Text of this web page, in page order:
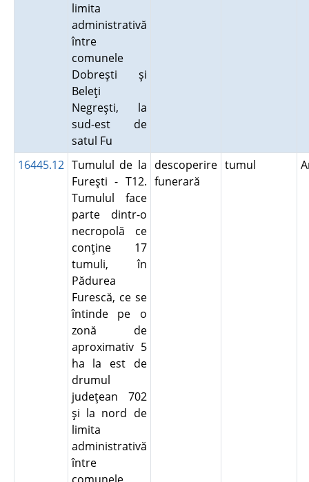
limita
administrativă
între
comunele
Dobreşti şi
Beleţi
Negreşti, la
sud-est de
satul Fu
16445.12 Tumulul de la
Fureşti - T12.
Tumulul face
parte dintr-o
necropolă ce
conţine 17
tumuli, în
Pădurea
Furescă, ce se
întinde pe o
zonă de
aproximativ 5
ha la est de
drumul
judeţean 702
şi la nord de
limita
administrativă
între
descoperire
funerară
tumul